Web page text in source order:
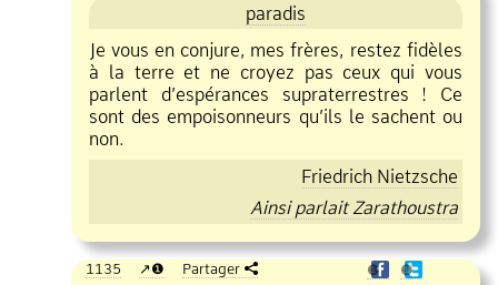
paradis
Je vous en conjure, mes frères, restez fidèles
à la terre et ne croyez pas ceux qui vous
parlent d’espérances supraterrestres ! Ce
sont des empoisonneurs qu’ils le sachent ou
non.
Friedrich Nietzsche
Ainsi parlait Zarathoustra
1135 ❶ Partager ❶ ❶